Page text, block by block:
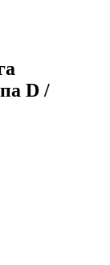
D /